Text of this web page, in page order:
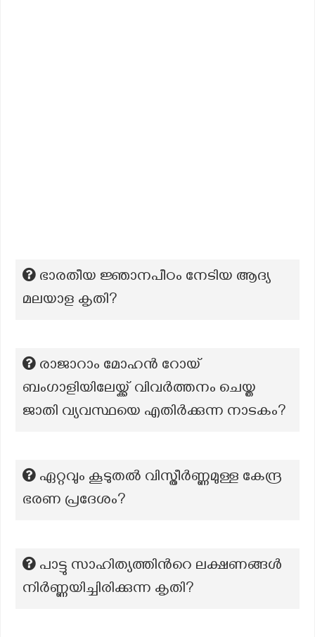
ഭാരതീയ ജ്ഞാനപീഠം നേടിയ ആദ്യ
മലയാള കൃതി?
രാജാറാം മോഹൻ റോയ്
ബംഗാളിയിലേയ്ക്ക് വിവർത്തനം ചെയ്ത
ജാതി വ്യവസ്ഥയെ എതിർക്കുന്ന നാടകം?
ഏറ്റവും കൂടുതൽ വിസ്തീർണ്ണമുള്ള കേന്ദ്ര
ഭരണ പ്രദേശം?
പാട്ടു സാഹിത്യത്തിന്‍റെ ലക്ഷണങ്ങൾ
നിർണ്ണയിച്ചിരിക്കുന്ന കൃതി?